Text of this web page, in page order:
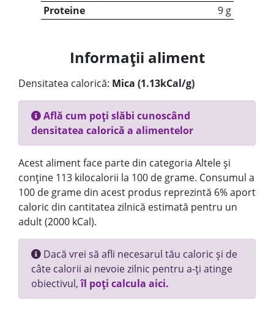
Proteine
9 g
Informații aliment
Densitatea calorică: Mica (1.13kCal/g)
Află cum poți slăbi cunoscând
densitatea calorică a alimentelor
Acest aliment face parte din categoria Altele și
conține 113 kilocalorii la 100 de grame. Consumul a
100 de grame din acest produs reprezintă 6% aport
caloric din cantitatea zilnică estimată pentru un
adult (2000 kCal).
Dacă vrei să afli necesarul tău caloric și de
câte calorii ai nevoie zilnic pentru a-ți atinge
obiectivul,îl poți calcula aici.